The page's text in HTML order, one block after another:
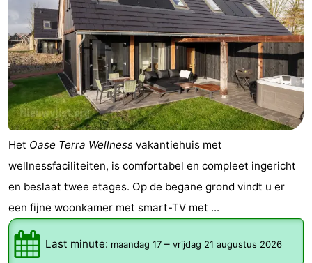
Het Oase Terra Wellness vakantiehuis met
wellnessfaciliteiten, is comfortabel en compleet ingericht
en beslaat twee etages. Op de begane grond vindt u er
een fijne woonkamer met smart-TV met ...
Last minute: maandag 17 – vrijdag 21 augustus 2026